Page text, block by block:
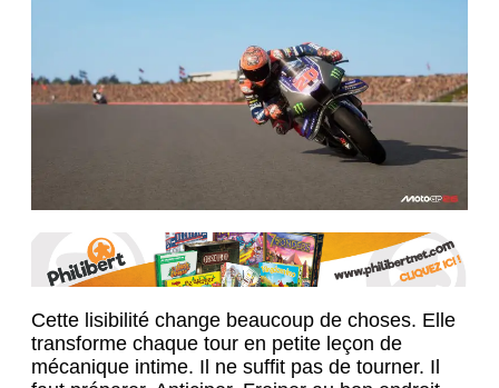
Cette lisibilité change beaucoup de choses. Elle
transforme chaque tour en petite leçon de
mécanique intime. Il ne suffit pas de tourner. Il